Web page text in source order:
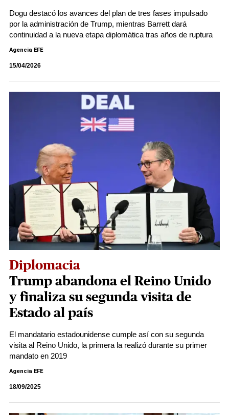
Dogu destacó los avances del plan de tres fases impulsado
por la administración de Trump, mientras Barrett dará
continuidad a la nueva etapa diplomática tras años de ruptura
Agencia EFE
15/04/2026
Diplomacia
Trump abandona el Reino Unido
y finaliza su segunda visita de
Estado al país
El mandatario estadounidense cumple así con su segunda
visita al Reino Unido, la primera la realizó durante su primer
mandato en 2019
Agencia EFE
18/09/2025